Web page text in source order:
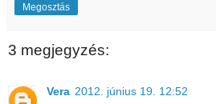
Megosztás
3 megjegyzés:
Vera 2012. június 19. 12:52